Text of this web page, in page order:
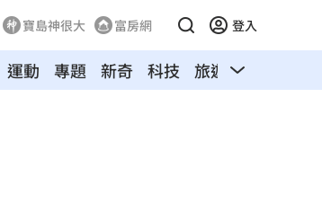
寶島神很大 富房網 登入
運動 專題 新奇 科技 旅遊 汽車